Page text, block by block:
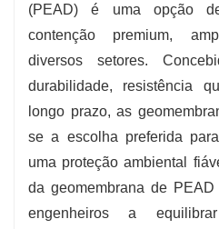
escala e as cadeias de
ambiente
geomembranas de
comprometimento da
-Poupança de Longo
duráveis ​​e resistentes
reduzem os custos
alternativas.
(PEAD) é uma opção
contenção premium,
diversos setores.
durabilidade, resistência
longo prazo, as
se a escolha preferida
uma proteção ambiental
da geomembrana de
engenheiros a